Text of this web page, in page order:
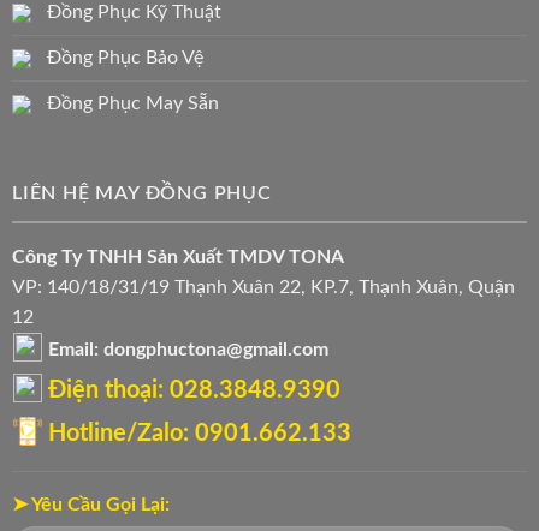
Đồng Phục Kỹ Thuật
Đồng Phục Bảo Vệ
Đồng Phục May Sẵn
LIÊN HỆ MAY ĐỒNG PHỤC
Công Ty TNHH Sản Xuất TMDV TONA
VP: 140/18/31/19 Thạnh Xuân 22, KP.7, Thạnh Xuân, Quận
12
Email: dongphuctona@gmail.com
Điện thoại: ‭028.3848.9390‬
Hotline/Zalo: 0901.662.133
➤ Yêu Cầu Gọi Lại: